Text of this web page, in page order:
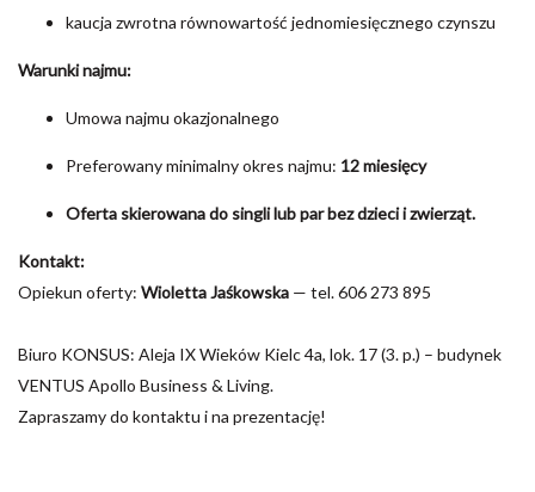
kaucja zwrotna równowartość jednomiesięcznego czynszu
Warunki najmu:
Umowa najmu okazjonalnego
Preferowany minimalny okres najmu: 12 miesięcy
Oferta skierowana do singli lub par bez dzieci i zwierząt.
Kontakt:
Opiekun oferty: Wioletta Jaśkowska — tel. 606 273 895
Biuro KONSUS: Aleja IX Wieków Kielc 4a, lok. 17 (3. p.) – budynek
VENTUS Apollo Business & Living.
Zapraszamy do kontaktu i na prezentację!